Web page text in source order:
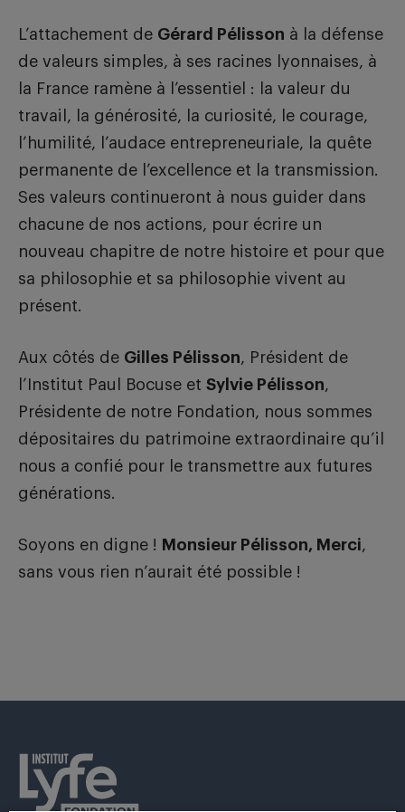
L’attachement de Gérard Pélisson à la défense
de valeurs simples, à ses racines lyonnaises, à
la France ramène à l’essentiel : la valeur du
travail, la générosité, la curiosité, le courage,
l’humilité, l’audace entrepreneuriale, la quête
permanente de l’excellence et la transmission.
Ses valeurs continueront à nous guider dans
chacune de nos actions, pour écrire un
nouveau chapitre de notre histoire et pour que
sa philosophie et sa philosophie vivent au
présent.
Aux côtés de Gilles Pélisson, Président de
l’Institut Paul Bocuse et Sylvie Pélisson,
Présidente de notre Fondation, nous sommes
dépositaires du patrimoine extraordinaire qu’il
nous a confié pour le transmettre aux futures
générations.
Soyons en digne ! Monsieur Pélisson, Merci,
sans vous rien n’aurait été possible !